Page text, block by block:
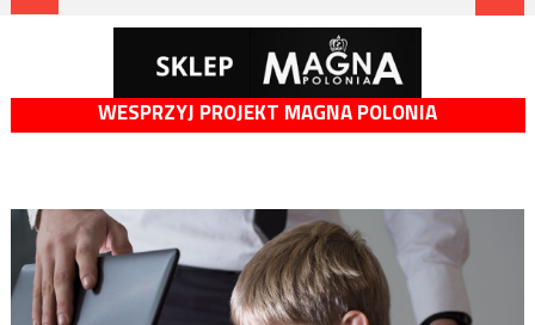
WESPRZYJ PROJEKT MAGNA POLONIA